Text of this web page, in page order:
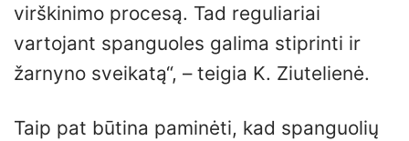
virškinimo procesą. Tad reguliariai
vartojant spanguoles galima stiprinti ir
žarnyno sveikatą“, – teigia K. Ziutelienė.
Taip pat būtina paminėti, kad spanguolių